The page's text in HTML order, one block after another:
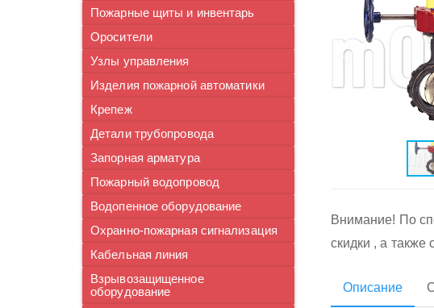
Пожарные щиты и инвентарь
Оросители
Узлы управления
Изделия пожарной автоматики
Крепеж
Детали трубопровода
Запорная арматура
Пожарный водопровод
Водопенное оборудование
Охранно-пожарная сигнализация
Кабельная линия
Взрывозащищенное
оборудование
Внимание! По
скидки , а также
Описание